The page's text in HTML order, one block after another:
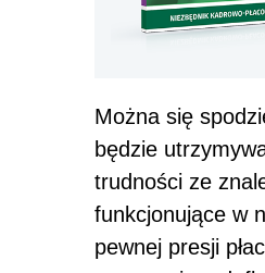
Można się
będzie
trudności ze
funkcjonujące w
pewnej presji